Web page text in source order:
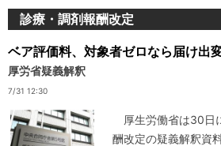
診療・調剤報酬改定
ベア評価料、対象者ゼロなら届け出
厚労省疑義解釈
7/31 12:30
厚生労働省は30日
酬改定の疑義解釈資